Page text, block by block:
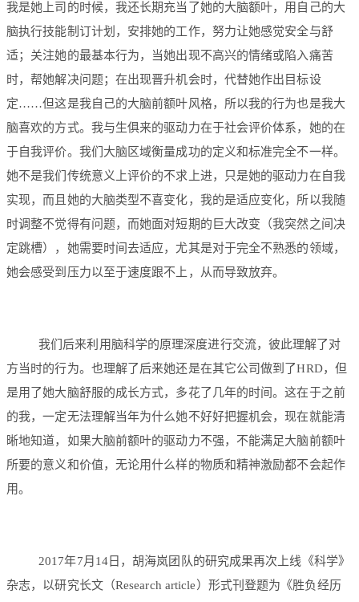
我是她上司的时候，我还长期充当了她的大脑额叶，用自己的大
脑执行技能制订计划，安排她的工作，努力让她感觉安全与舒
适；关注她的最基本行为，当她出现不高兴的情绪或陷入痛苦
时，帮她解决问题；在出现晋升机会时，代替她作出目标设
定……但这是我自己的大脑前额叶风格，所以我的行为也是我大
脑喜欢的方式。我与生俱来的驱动力在于社会评价体系，她的在
于自我评价。我们大脑区域衡量成功的定义和标准完全不一样。
她不是我们传统意义上评价的不求上进，只是她的驱动力在自我
实现，而且她的大脑类型不喜变化，我的是适应变化，所以我随
时调整不觉得有问题，而她面对短期的巨大改变（我突然之间决
定跳槽），她需要时间去适应，尤其是对于完全不熟悉的领域，
她会感受到压力以至于速度跟不上，从而导致放弃。
我们后来利用脑科学的原理深度进行交流，彼此理解了对
方当时的行为。也理解了后来她还是在其它公司做到了HRD，但
是用了她大脑舒服的成长方式，多花了几年的时间。这在于之前
的我，一定无法理解当年为什么她不好好把握机会，现在就能清
晰地知道，如果大脑前额叶的驱动力不强，不能满足大脑前额叶
所要的意义和价值，无论用什么样的物质和精神激励都不会起作
用。
2017年7月14日，胡海岚团队的研究成果再次上线《科学》
杂志，以研究长文（Research article）形式刊登题为《胜负经历